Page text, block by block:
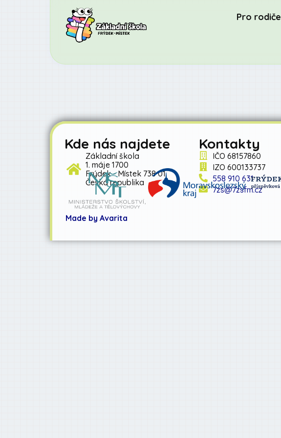
Pro rodiče
Kde nás najdete
Základní škola
1. máje 1700
Frýdek - Místek 738 01
Česká republika
Kontakty
IČO 68157860
IZO 600133737
558 910 631
7zs@7zsfm.cz
Made by Avarita